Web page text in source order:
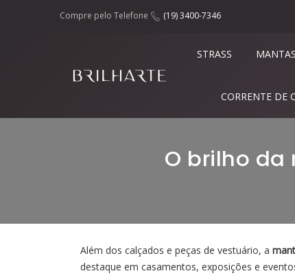
Compre pelo Telefone (19) 3400-7346
STRASS MANTAS
CORRENTE DE
O brilho
Além dos calçados e peças de vestuário, a
destaque em casamentos, exposições e